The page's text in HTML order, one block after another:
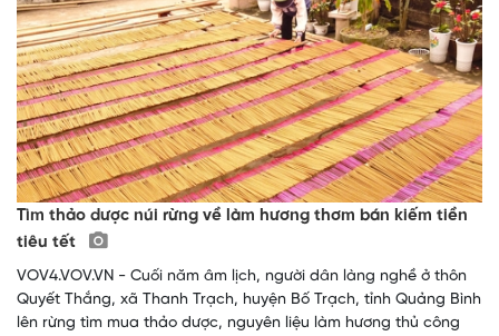
Tìm thảo dược núi rừng về làm hương thơm bán kiếm tiền
tiêu tết
VOV4.VOV.VN - Cuối năm âm lịch, người dân làng nghề ở thôn
Quyết Thắng, xã Thanh Trạch, huyện Bố Trạch, tỉnh Quảng Bình
lên rừng tìm mua thảo dược, nguyên liệu làm hương thủ công